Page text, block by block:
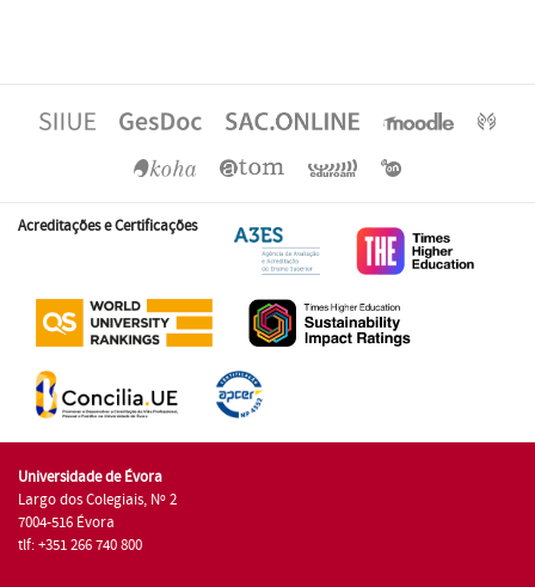
Acreditações e Certificações
Universidade de Évora
Largo dos Colegiais, Nº 2
7004-516 Évora
tlf: +351 266 740 800